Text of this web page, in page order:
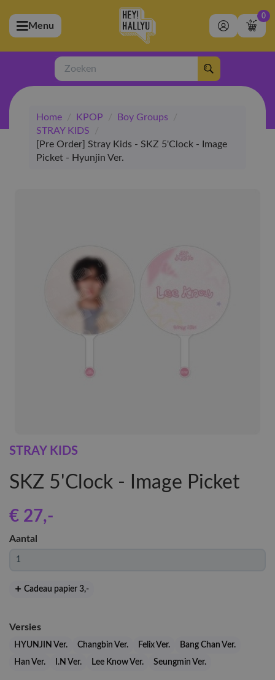
(Artiesten)
(Merchandise)
(Exclusive)
(Winkel)
Menu
0
Zoeken
Home / KPOP / Boy Groups
/
STRAY KIDS
/
[Pre Order] Stray Kids - SKZ 5'Clock - Image
Picket - Hyunjin Ver.
STRAY KIDS
SKZ 5'Clock - Image Picket
€ 27,-
Aantal
Cadeau papier 3,-
Versies
HYUNJIN Ver. Changbin Ver. Felix Ver.
Bang Chan Ver.
Han Ver.
I.N Ver. Lee Know Ver. Seungmin Ver.